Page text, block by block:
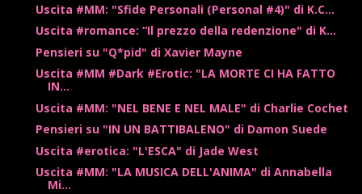
Uscita #MM: "Sfide Personali (Personal #4)" di K.C...
Uscita #romance: “Il prezzo della redenzione" di K...
Pensieri su "Q*pid" di Xavier Mayne
Uscita #MM #Dark #Erotic: "LA MORTE CI HA FATTO
IN...
Uscita #MM: "NEL BENE E NEL MALE" di Charlie Cochet
Pensieri su "IN UN BATTIBALENO" di Damon Suede
Uscita #erotica: "L'ESCA" di Jade West
Uscita #MM: "LA MUSICA DELL'ANIMA" di Annabella
Mi...